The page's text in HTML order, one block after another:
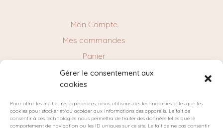
Gérer le consentement aux
cookies
Pour offrir les meilleures expériences, nous utilisons des technologies telles que les
cookies pour stocker et/ou accéder aux informations des appareils. Le fait de
consentir à ces technologies nous permettra de traiter des données telles que le
comportement de navigation ou les ID uniques sur ce site. Le fait de ne pas consentir
Mon Compte
Mes commandes
Panier
NEWSLETTER